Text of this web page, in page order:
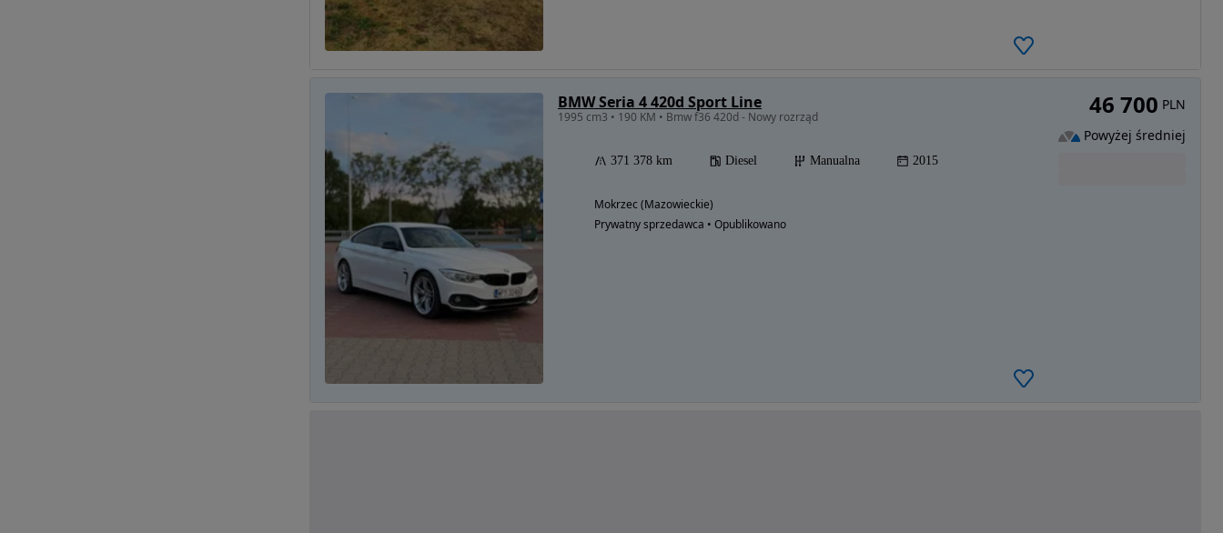
BMW Seria 4 420d Sport Line
1995 cm3 • 190 KM • Bmw f36 420d - Nowy rozrząd
371 378 km Diesel Manualna 2015
Mokrzec (Mazowieckie)
Prywatny sprzedawca • Opublikowano
46 700 PLN
Powyżej średniej